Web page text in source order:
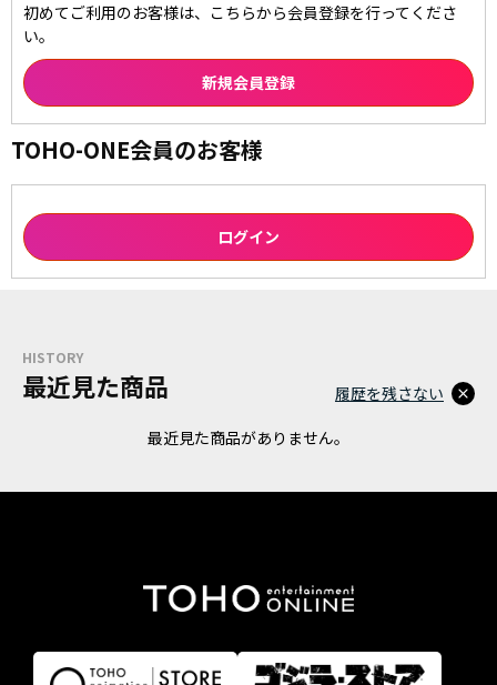
初めてご利用のお客様は、こちらから会員登録を行ってくださ
い。
TOHO-ONE会員のお客様
HISTORY
最近見た商品
最近見た商品がありません。
履歴を残さない